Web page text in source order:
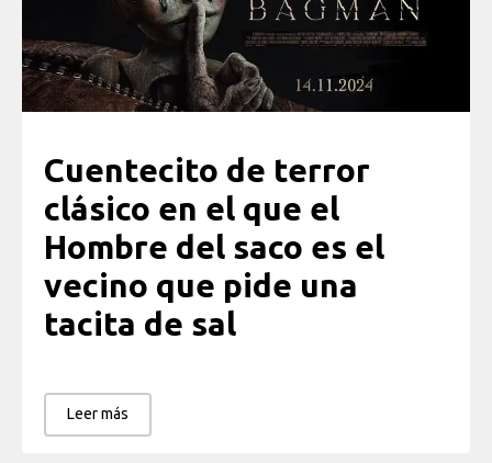
Cuentecito de terror
clásico en el que el
Hombre del saco es el
vecino que pide una
tacita de sal
Leer más